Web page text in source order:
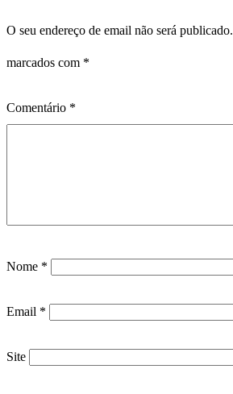
O seu endereço de email não será publicado.
marcados com *
Comentário *
Nome *
Email *
Site